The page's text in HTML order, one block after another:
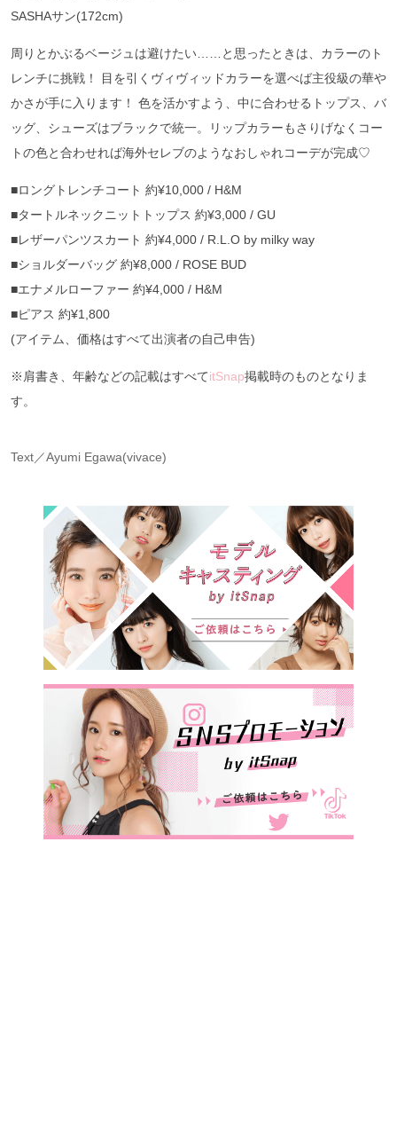
SASHAサン(172cm)
周りとかぶるベージュは避けたい……と思ったときは、カラーのト
レンチに挑戦！ 目を引くヴィヴィッドカラーを選べば主役級の華や
かさが手に入ります！ 色を活かすよう、中に合わせるトップス、バ
ッグ、シューズはブラックで統一。リップカラーもさりげなくコー
トの色と合わせれば海外セレブのようなおしゃれコーデが完成♡
■ロングトレンチコート 約¥10,000 / H&M
■タートルネックニットトップス 約¥3,000 / GU
■レザーパンツスカート 約¥4,000 / R.L.O by milky way
■ショルダーバッグ 約¥8,000 / ROSE BUD
■エナメルローファー 約¥4,000 / H&M
■ピアス 約¥1,800
(アイテム、価格はすべて出演者の自己申告)
※肩書き、年齢などの記載はすべてitSnap掲載時のものとなりま
す。
Text／Ayumi Egawa(vivace)